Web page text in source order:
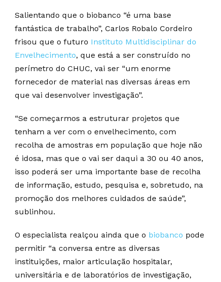
Salientando que o biobanco “é uma base
fantástica de trabalho”, Carlos Robalo Cordeiro
frisou que o futuro Instituto Multidisciplinar do
Envelhecimento, que está a ser construído no
perímetro do CHUC, vai ser “um enorme
fornecedor de material nas diversas áreas em
que vai desenvolver investigação”.
“Se começarmos a estruturar projetos que
tenham a ver com o envelhecimento, com
recolha de amostras em população que hoje não
é idosa, mas que o vai ser daqui a 30 ou 40 anos,
isso poderá ser uma importante base de recolha
de informação, estudo, pesquisa e, sobretudo, na
promoção dos melhores cuidados de saúde”,
sublinhou.
O especialista realçou ainda que o biobanco pode
permitir “a conversa entre as diversas
instituições, maior articulação hospitalar,
universitária e de laboratórios de investigação,